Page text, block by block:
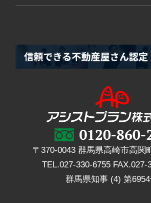
〒370-0043 群馬県高崎市高関
TEL.027-330-6755 FAX.027-
群馬県知事 (4) 第